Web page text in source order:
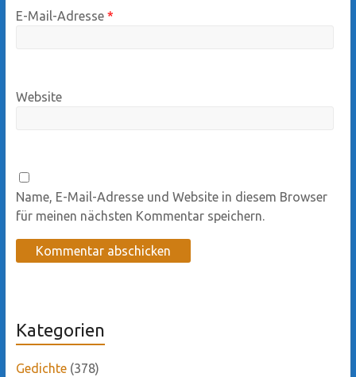
E-Mail-Adresse *
Website
Name, E-Mail-Adresse und Website in diesem Browser
für meinen nächsten Kommentar speichern.
Kategorien
Gedichte(378)